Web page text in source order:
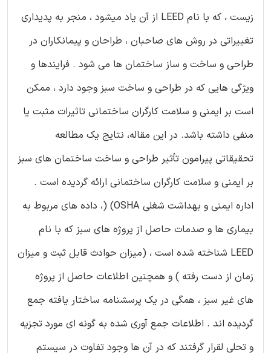
زیست ، که با نام LEED از آن یاد میشود ، منجر به پدیداری
تغییراتی در روش های صاحبان ، طراحان و پیمانکاران در
طراحی و ساخت و ساز ساختمان ها می شود . فرایندها و
ویژگی هایی که در طراحی و ساخت سبز وجود دارد ، ممکن
است بر ایمنی و سلامت کارگران ساختمانی تاثیرات مثبت یا
منفی داشته باشد. در این مقاله، نتایج یک مطالعه
تحقیقاتی پیرامون تأثیر طراحی و ساخت ساختمان های سبز
بر ایمنی و سلامت کارگران ساختمانی ارائه گردیده است .
اداره ایمنی و بهداشت شغلی OSHA) (، داده های مربوط به
بیماری ها و صدمات حاصل از پروژه های سبز که با نام
LEED شناخته شده است ، (میزان حوادث قابل ثبت و میزان
زمان از دست رفته ) و همچنین اطلاعات حاصل از پروژه
های غیر سبز ، همگی در یک پرسشنامه ساختار یافته جمع
گردیده اند . اطلاعات جمع آوری شده به گونه ای مورد تجزیه
و تحلی لقرار گرفتند که در آن ها وجود تفاوت در سیستم